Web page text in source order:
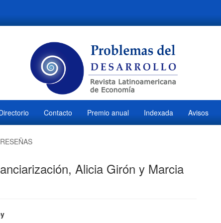
Contacto Premio anual Indexada Avisos
RESEÑAS
Alicia Girón y Marcia